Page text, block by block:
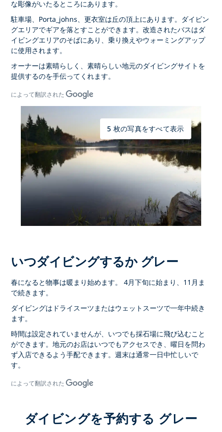
な彫像がいたるところにあります。
駐車場、Porta_johns、更衣室は丘の頂上にあります。ダイビン
グエリアでギアを落とすことができます。改造されたバスはダ
イビングエリアのそばにあり、乗り換えやウォーミングアップ
に使用されます。
オーナーは素晴らしく、素晴らしい地元のダイビングサイトを
提供するのを手伝ってくれます。
によって翻訳された
5 枚の写真をすべて表示
いつダイビングするか グレー
春になると物事は暖まり始めます。 4月下旬に始まり、11月ま
で続きます。
ダイビングはドライスーツまたはウェットスーツで一年中続き
ます。
時間は設定されていませんが、いつでも採石場に飛び込むこと
ができます。地元のお店はいつでもアクセスでき、曜日を問わ
ず入店できるよう手配できます。週末は通常一日中忙しいで
す。
によって翻訳された
ダイビングを予約する グレー